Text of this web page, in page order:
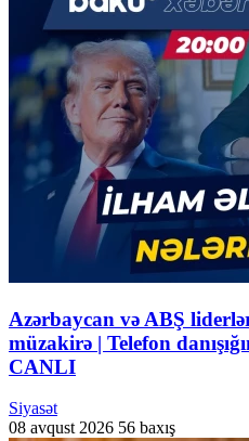
Azərbaycan və ABŞ
müzakirə | Telefon
CANLI
Siyasət
08 avqust 2026 56 baxış